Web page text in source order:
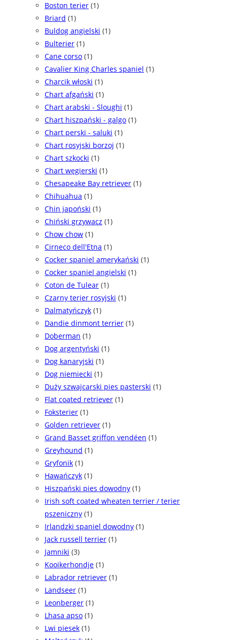
Boston terier (1)
Briard (1)
Buldog angielski (1)
Bulterier (1)
Cane corso (1)
Cavalier King Charles spaniel (1)
Charcik włoski (1)
Chart afgański (1)
Chart arabski - Sloughi (1)
Chart hiszpański - galgo (1)
Chart perski - saluki (1)
Chart rosyjski borzoj (1)
Chart szkocki (1)
Chart węgierski (1)
Chesapeake Bay retriever (1)
Chihuahua (1)
Chin japoński (1)
Chiński grzywacz (1)
Chow chow (1)
Cirneco dell'Etna (1)
Cocker spaniel amerykański (1)
Cocker spaniel angielski (1)
Coton de Tulear (1)
Czarny terier rosyjski (1)
Dalmatyńczyk (1)
Dandie dinmont terrier (1)
Doberman (1)
Dog argentyński (1)
Dog kanaryjski (1)
Dog niemiecki (1)
Duży szwajcarski pies pasterski (1)
Flat coated retriever (1)
Foksterier (1)
Golden retriever (1)
Grand Basset griffon vendéen (1)
Greyhound (1)
Gryfonik (1)
Hawańczyk (1)
Hiszpański pies dowodny (1)
Irish soft coated wheaten terrier / terier
pszeniczny (1)
Irlandzki spaniel dowodny (1)
Jack russell terrier (1)
Jamniki (3)
Kooikerhondje (1)
Labrador retriever (1)
Landseer (1)
Leonberger (1)
Lhasa apso (1)
Lwi piesek (1)